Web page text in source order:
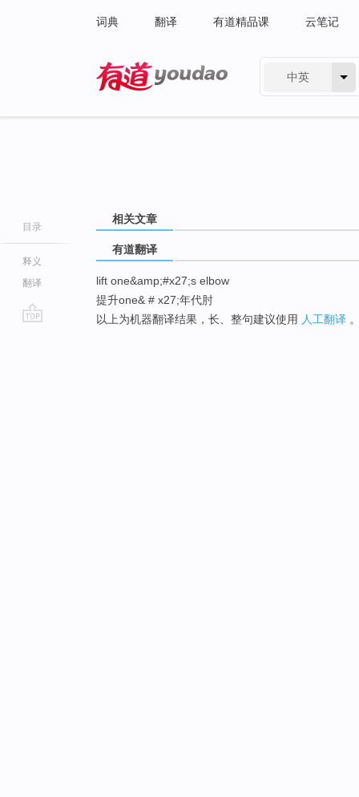
词典 翻译 有道精品课 云笔记
中英
目录
释义
翻译
相关文章
有道翻译
lift one&amp;#x27;s elbow
提升one& # x27;年代肘
以上为机器翻译结果，长、整句建议使用 人工翻译